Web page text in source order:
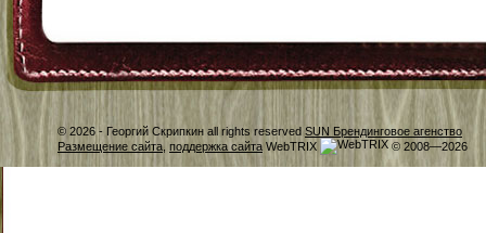
© 2026 - Георгий Скрипкин all rights reserved SUN Брендинговое агенство
Размещение сайта, поддержка сайта WebTRIX © 2008—2026